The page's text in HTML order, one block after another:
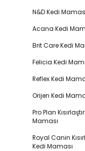
N&D Kedi
Acana Kedi
Brit Care Kedi
Felicia Kedi
Reflex Kedi
Orijen Kedi
Pro Plan
Maması
Royal Canin
Kedi Maması